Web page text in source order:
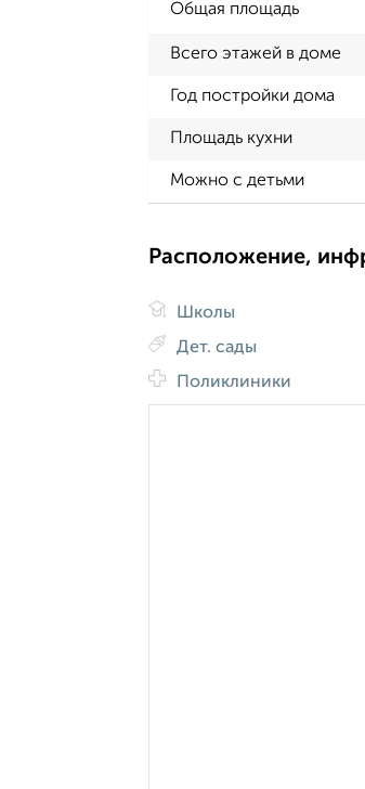
Общая площадь
Всего этажей в доме
Год постройки дома
Площадь кухни
Можно с детьми
Расположение,
Школы
Дет. сады
Поликлиники